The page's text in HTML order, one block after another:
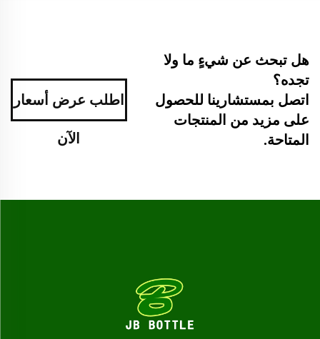
هل تبحث عن شيءٍ ما ولا
تجده؟
اتصل بمستشارينا للحصول
على مزيد من المنتجات
المتاحة.
اطلب عرض أسعار
الآن